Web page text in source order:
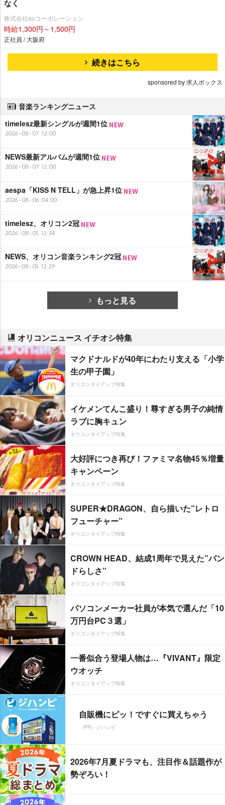
なく
株式会社auコーポレーション
時給1,300円～1,500円
正社員 / 大阪府
続きはこちら
sponsored by 求人ボックス
音楽ランキングニュース
timelesz最新シングルが週間1位
2026-08-07 12:00
NEWS最新アルバムが週間1位
2026-08-07 12:00
aespa「KISS N TELL」が急上昇1位
2026-08-06 04:00
timelesz、オリコン2冠
2026-08-05 12:34
NEWS、オリコン音楽ランキング2冠
2026-08-05 12:29
もっと見る
オリコンニュース イチオシ特集
マクドナルドが40年にわたり支える「小学
生の甲子園」
オリコンタイアップ特集
イケメンてんこ盛り！尊すぎる男子の純情
ラブに胸キュン
オリコンタイアップ特集
大好評につき再び！ファミマ名物45％増量
キャンペーン
オリコンタイアップ特集
SUPER★DRAGON、自ら描いた”レトロ
フューチャー”
オリコンタイアップ特集
CROWN HEAD、結成1周年で見えた”バン
ドらしさ”
オリコンタイアップ特集
パソコンメーカー社員が本気で選んだ「10
万円台PC３選」
オリコンタイアップ特集
一番似合う登場人物は…『VIVANT』限定
ウオッチ
オリコンタイアップ特集
自販機にピッ！ですぐに買えちゃう
（PR）ジハンピ
2026年7月夏ドラマも、注目作＆話題作が
勢ぞろい！